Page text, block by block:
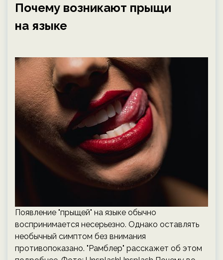
Почему возникают прыщи
на языке
Появление "прыщей" на языке обычно
воспринимается несерьезно. Однако оставлять
необычный симптом без внимания
противопоказано. "Рамблер" расскажет об этом